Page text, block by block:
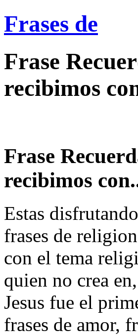
Frases de
Frase
recibimos
Frase
recibimos
Estas
frases de
con el tema
quien no crea
Jesus fue el
frases de amor,